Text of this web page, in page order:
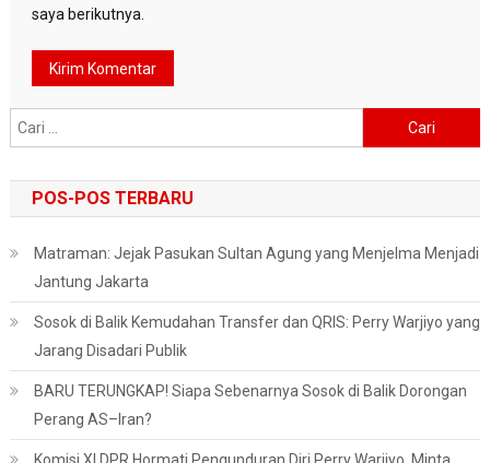
saya berikutnya.
untuk:
POS-POS TERBARU
Matraman: Jejak Pasukan Sultan Agung yang Menjelma Menjadi
Jantung Jakarta
Sosok di Balik Kemudahan Transfer dan QRIS: Perry Warjiyo yang
Jarang Disadari Publik
BARU TERUNGKAP! Siapa Sebenarnya Sosok di Balik Dorongan
Perang AS–Iran?